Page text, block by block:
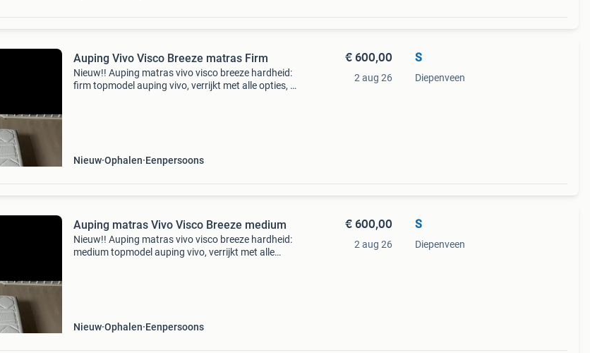
Auping Vivo Visco Breeze matras Firm
Nieuw!! Auping matras vivo visco breeze hardheid:
firm topmodel auping vivo, verrijkt met alle opties, is
Nieuw Ophalen Eenpersoons
€ 600,00
2 aug 26
S
Diepenveen
Auping matras Vivo Visco Breeze medium
Nieuw!! Auping matras vivo visco breeze hardheid:
medium topmodel auping vivo, verrijkt met alle
Nieuw Ophalen Eenpersoons
€ 600,00
2 aug 26
S
Diepenveen